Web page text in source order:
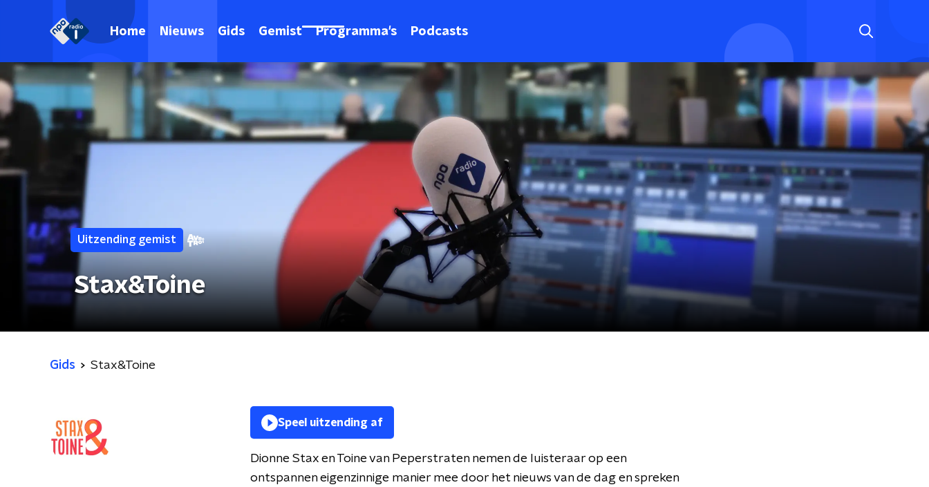
Home Nieuws Gids Gemist Programma's Podcasts
Uitzending gemist
Stax&Toine
Gids Stax&Toine
Speel uitzending af
Dionne Stax en Toine van Peperstraten nemen de luisteraar op een
ontspannen eigenzinnige manier mee door het nieuws van de dag en spreken